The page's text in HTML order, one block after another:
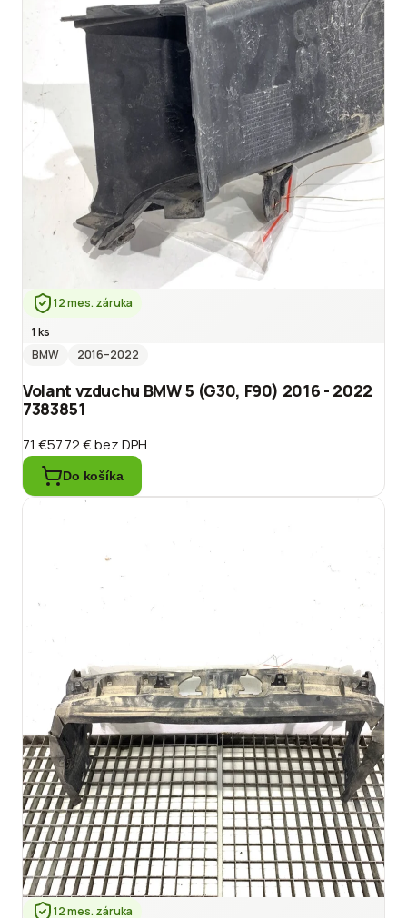
12 mes. záruka
1 ks
BMW
2016–2022
Volant vzduchu BMW 5 (G30, F90) 2016 - 2022
7383851
71 €57.72 €bez DPH
Do košíka
12 mes. záruka